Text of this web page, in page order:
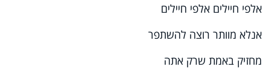
אלפי חיילים אלפי חיילים
אנלא מוותר רוצה להשתפר
מחזיק באמת שרק אתה